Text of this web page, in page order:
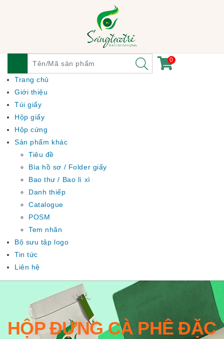
0
Trang chủ
Giới thiệu
Túi giấy
Hộp giấy
Hộp cứng
Sản phẩm khác
Tiêu đề
Bìa hồ sơ / Folder giấy
Bao thư / Bao lì xì
Danh thiếp
Catalogue
POSM
Tem nhãn
Bộ sưu tập logo
Tin tức
Liên hệ
HỘP ĐỰNG CÀ PHÊ ĐẶC